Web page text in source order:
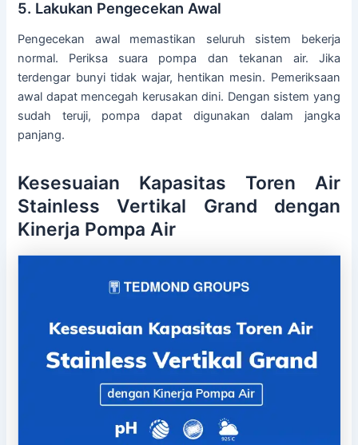
5. Lakukan Pengecekan Awal
Pengecekan awal memastikan seluruh sistem bekerja
normal. Periksa suara pompa dan tekanan air. Jika
terdengar bunyi tidak wajar, hentikan mesin. Pemeriksaan
awal dapat mencegah kerusakan dini. Dengan sistem yang
sudah teruji, pompa dapat digunakan dalam jangka
panjang.
Kesesuaian Kapasitas Toren Air
Stainless Vertikal Grand dengan
Kinerja Pompa Air